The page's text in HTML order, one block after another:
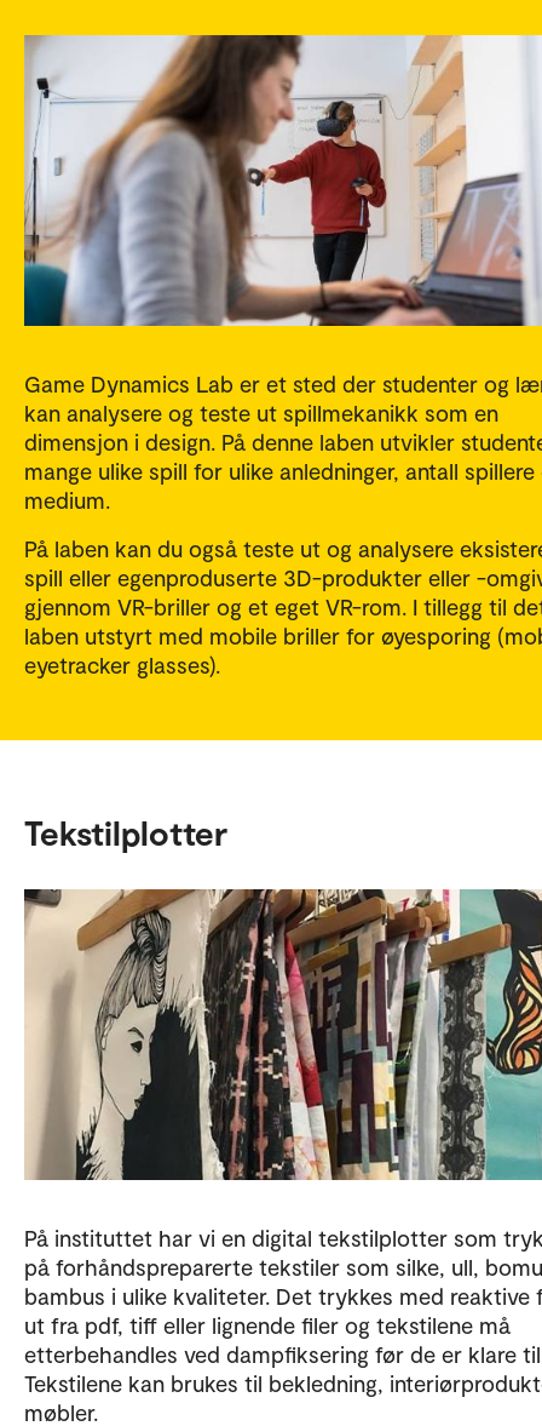
Game Dynamics Lab er et sted der studenter og
kan analysere og teste ut spillmekanikk som en
dimensjon i design. På denne laben utvikler
mange ulike spill for ulike anledninger, antall spillere
medium.
På laben kan du også teste ut og analysere
spill eller egenproduserte 3D-produkter eller -
gjennom VR-briller og et eget VR-rom. I tillegg til
laben utstyrt med mobile briller for øyesporing
eyetracker glasses).
Tekstilplotter
På instituttet har vi en digital tekstilplotter som
på forhåndspreparerte tekstiler som silke, ull,
bambus i ulike kvaliteter. Det trykkes med reaktive
ut fra pdf, tiff eller lignende filer og tekstilene må
etterbehandles ved dampfiksering før de er klare
Tekstilene kan brukes til bekledning,
møbler.